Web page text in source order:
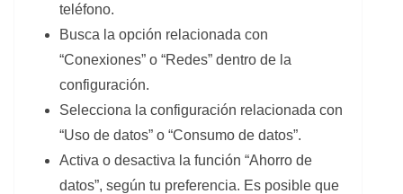
teléfono.
Busca la opción relacionada con
“Conexiones” o “Redes” dentro de la
configuración.
Selecciona la configuración relacionada con
“Uso de datos” o “Consumo de datos”.
Activa o desactiva la función “Ahorro de
datos”, según tu preferencia. Es posible que